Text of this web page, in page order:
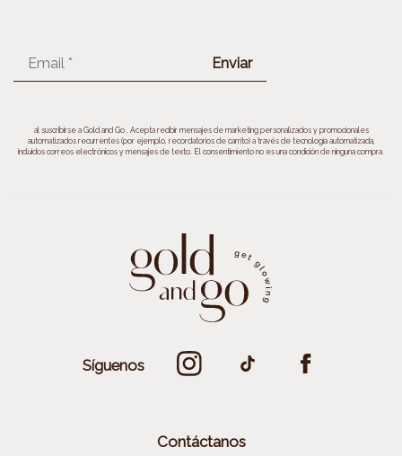
Email
al suscribirse a Gold and Go , Acepta recibir mensajes de marketing personalizados y promocionales
automatizados recurrentes (por ejemplo, recordatorios de carrito) a través de tecnología automatizada,
incluidos correos electrónicos y mensajes de texto. El consentimiento no es una condición de ninguna compra.
Síguenos
Contáctanos